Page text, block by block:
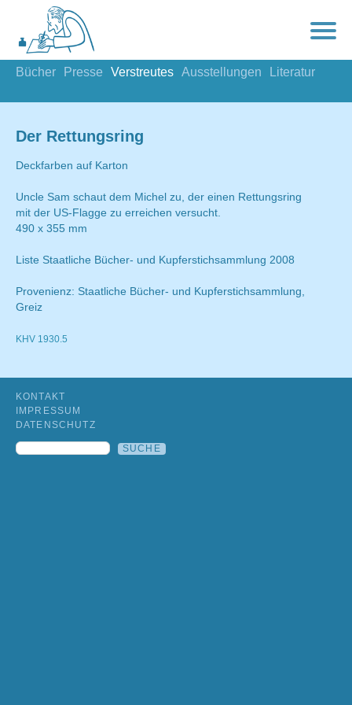
Bücher Presse Verstreutes Ausstellungen Literatur
Der Rettungsring
Deckfarben auf Karton
Uncle Sam schaut dem Michel zu, der einen Rettungsring
mit der US-Flagge zu erreichen versucht.
490 x 355 mm
Liste Staatliche Bücher- und Kupferstichsammlung 2008
Provenienz: Staatliche Bücher- und Kupferstichsammlung,
Greiz
KHV 1930.5
KONTAKT
IMPRESSUM
DATENSCHUTZ